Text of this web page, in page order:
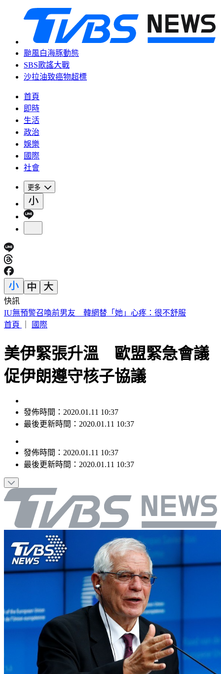
颱風白海豚動態
SBS歌謠大戰
沙拉油致癌物超標
首頁
即時
生活
政治
娛樂
國際
社會
更多
快訊
快訊／財神爺不在家 威力彩頭獎、二獎雙槓龜
首頁
國際
美伊緊張升溫 歐盟緊急會議
促伊朗遵守核子協議
發佈時間：2020.01.11 10:37
最後更新時間：2020.01.11 10:37
發佈時間： 2020.01.11 10:37
最後更新時間： 2020.01.11 10:37